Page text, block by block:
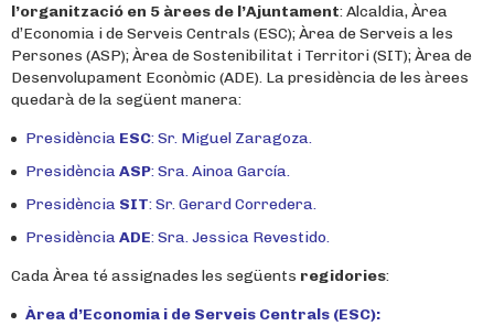
l’organització en 5 àrees de l’Ajuntament: Alcaldia, Àrea
d’Economia i de Serveis Centrals (ESC); Àrea de Serveis a les
Persones (ASP); Àrea de Sostenibilitat i Territori (SIT); Àrea de
Desenvolupament Econòmic (ADE). La presidència de les àrees
quedarà de la següent manera:
Presidència ESC: Sr. Miguel Zaragoza.
PresidènciaASP: Sra. Ainoa García.
Presidència SIT: Sr. Gerard Corredera.
PresidènciaADE: Sra. Jessica Revestido.
Cada Àrea té assignades les següents regidories:
Àrea d’Economia i de Serveis Centrals (ESC):